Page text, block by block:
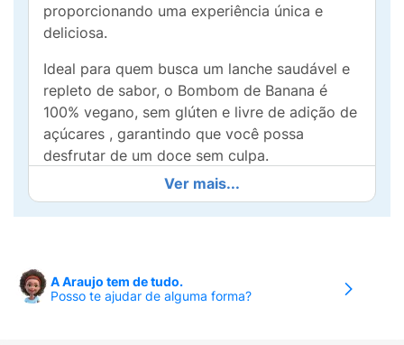
proporcionando uma experiência única e
deliciosa.
Ideal para quem busca um lanche saudável e
repleto de sabor, o Bombom de Banana é
100% vegano, sem glúten e livre de adição de
açúcares , garantindo que você possa
desfrutar de um doce sem culpa.
Perfeito para levar na bolsa, no carro ou em
casa, é o lanche ideal para saciar aquela
e da banana e adicione um toque especial ao
seu dia com Oner!
Ver mais...
A Araujo tem de tudo.
Posso te ajudar de alguma forma?